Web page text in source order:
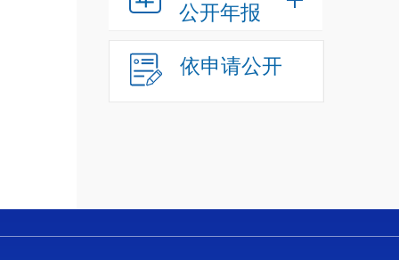
公开年报
依申请公开